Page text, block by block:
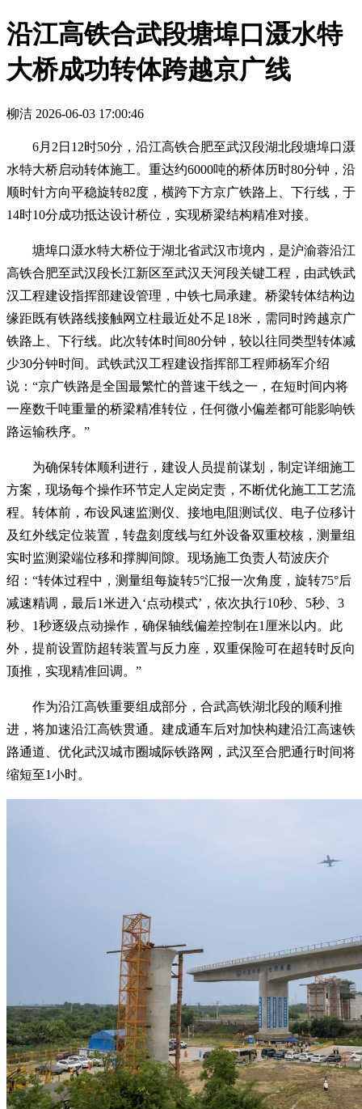
沿江高铁合武段塘埠口滠水特
大桥成功转体跨越京广线
柳洁 2026-06-03 17:00:46
6月2日12时50分，沿江高铁合肥至武汉段湖北段塘埠口滠
水特大桥启动转体施工。重达约6000吨的桥体历时80分钟，沿
顺时针方向平稳旋转82度，横跨下方京广铁路上、下行线，于
14时10分成功抵达设计桥位，实现桥梁结构精准对接。
塘埠口滠水特大桥位于湖北省武汉市境内，是沪渝蓉沿江
高铁合肥至武汉段长江新区至武汉天河段关键工程，由武铁武
汉工程建设指挥部建设管理，中铁七局承建。桥梁转体结构边
缘距既有铁路线接触网立柱最近处不足18米，需同时跨越京广
铁路上、下行线。此次转体时间80分钟，较以往同类型转体减
少30分钟时间。武铁武汉工程建设指挥部工程师杨军介绍
说：“京广铁路是全国最繁忙的普速干线之一，在短时间内将
一座数千吨重量的桥梁精准转位，任何微小偏差都可能影响铁
路运输秩序。”
为确保转体顺利进行，建设人员提前谋划，制定详细施工
方案，现场每个操作环节定人定岗定责，不断优化施工工艺流
程。转体前，布设风速监测仪、接地电阻测试仪、电子位移计
及红外线定位装置，转盘刻度线与红外设备双重校核，测量组
实时监测梁端位移和撑脚间隙。现场施工负责人苟波庆介
绍：“转体过程中，测量组每旋转5°汇报一次角度，旋转75°后
减速精调，最后1米进入‘点动模式’，依次执行10秒、5秒、3
秒、1秒逐级点动操作，确保轴线偏差控制在1厘米以内。此
外，提前设置防超转装置与反力座，双重保险可在超转时反向
顶推，实现精准回调。”
作为沿江高铁重要组成部分，合武高铁湖北段的顺利推
进，将加速沿江高铁贯通。建成通车后对加快构建沿江高速铁
路通道、优化武汉城市圈城际铁路网，武汉至合肥通行时间将
缩短至1小时。